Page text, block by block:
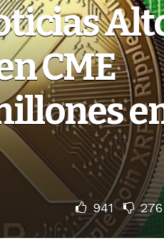
CME
941 276